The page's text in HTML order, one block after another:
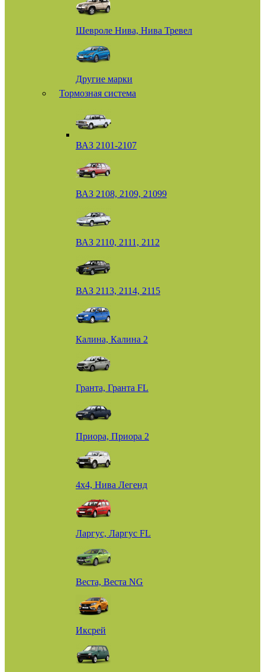
Шевроле Нива, Нива Тревел
Другие марки
Тормозная система
ВАЗ 2101-2107
ВАЗ 2108, 2109, 21099
ВАЗ 2110, 2111, 2112
ВАЗ 2113, 2114, 2115
Калина, Калина 2
Гранта, Гранта FL
Приора, Приора 2
4х4, Нива Легенд
Ларгус, Ларгус FL
Веста, Веста NG
Иксрей